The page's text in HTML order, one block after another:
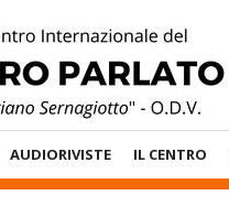
AUDIORIVISTE IL CENTRO